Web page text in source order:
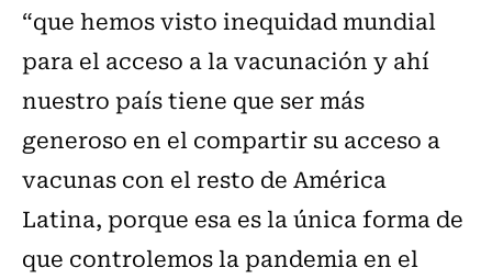
“que hemos visto inequidad mundial
para el acceso a la vacunación y ahí
nuestro país tiene que ser más
generoso en el compartir su acceso a
vacunas con el resto de América
Latina, porque esa es la única forma de
que controlemos la pandemia en el